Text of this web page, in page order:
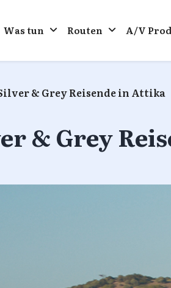
Was tun Routen A/V
& Grey Reisende in Attika
& Grey